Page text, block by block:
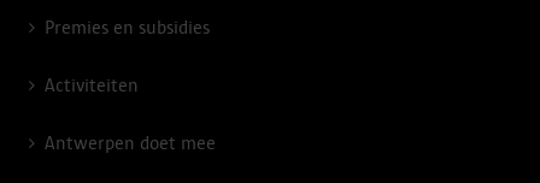
Premies en subsidies
Activiteiten
Antwerpen doet mee